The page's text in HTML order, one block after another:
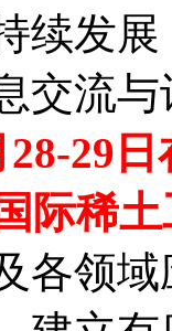
续发
交流
28-29
际稀
各领